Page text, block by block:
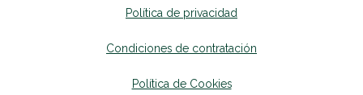
Política de privacidad
Condiciones de contratación
Política de Cookies